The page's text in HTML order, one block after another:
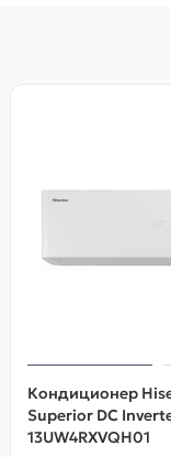
Кондиционер
Superior DC
13UW4RXVQH01